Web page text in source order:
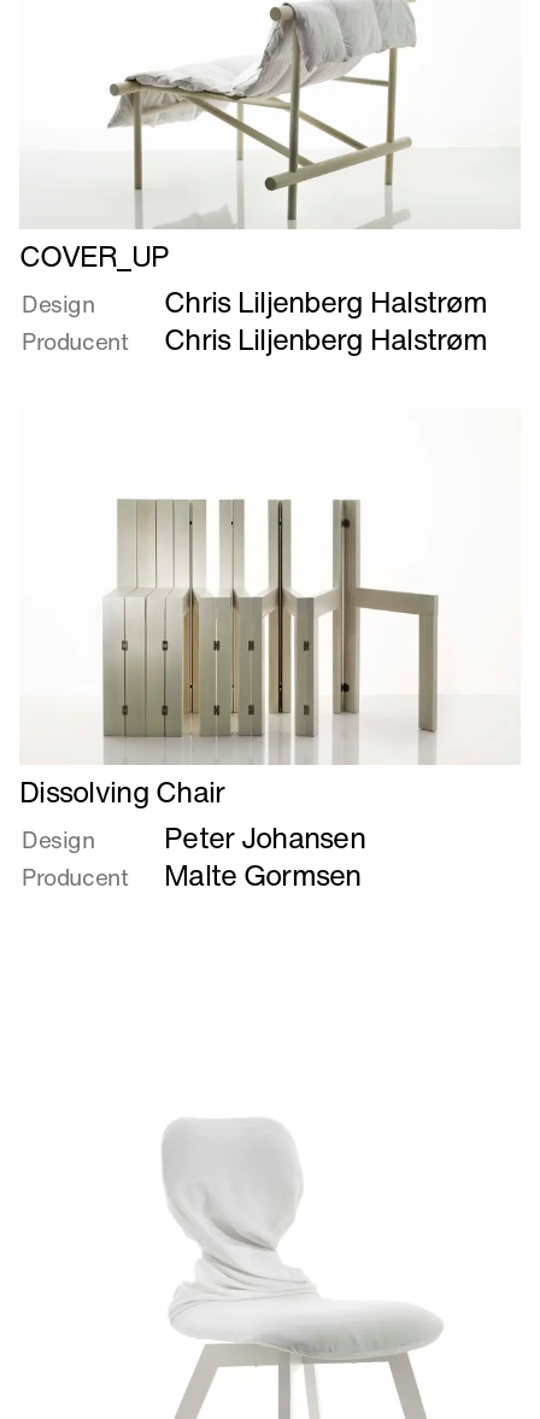
Læs
mere
om
COVER_UP
COVER_UP
Design Chris Liljenberg Halstrøm
Producent Chris Liljenberg Halstrøm
Læs
mere
om
Dissolving
Chair
Dissolving Chair
Design Peter Johansen
Producent Malte Gormsen